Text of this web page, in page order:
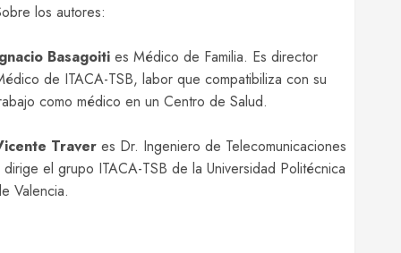
los autores:
Basagoities Médico de Familia. Es director
de ITACA-TSB, labor que compatibiliza con su
como médico en un Centro de Salud.
Traveres Dr. Ingeniero de Telecomunicaciones
dirige el grupo ITACA-TSB de la Universidad Politécnica
Valencia.